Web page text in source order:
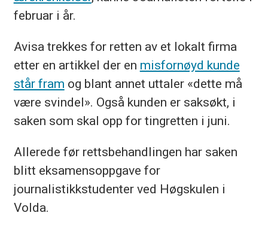
februar i år.
Avisa trekkes for retten av et lokalt firma
etter en artikkel der en misfornøyd kunde
står fram og blant annet uttaler «dette må
være svindel». Også kunden er saksøkt, i
saken som skal opp for tingretten i juni.
Allerede før rettsbehandlingen har saken
blitt eksamensoppgave for
journalistikkstudenter ved Høgskulen i
Volda.